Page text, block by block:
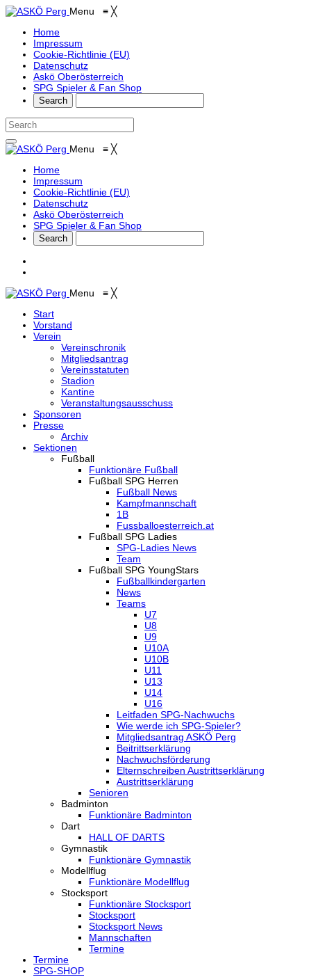
Menu ≡ ╳
Home
Impressum
Cookie-Richtlinie (EU)
Datenschutz
Askö Oberösterreich
SPG Spieler & Fan Shop
Menu ≡ ╳
Home
Impressum
Cookie-Richtlinie (EU)
Datenschutz
Askö Oberösterreich
SPG Spieler & Fan Shop
Menu ≡ ╳
Start
Vorstand
Verein
Vereinschronik
Mitgliedsantrag
Vereinsstatuten
Stadion
Kantine
Veranstaltungsausschuss
Sponsoren
Presse
Archiv
Sektionen
Fußball
Funktionäre Fußball
Fußball SPG Herren
Fußball News
Kampfmannschaft
1B
Fussballoesterreich.at
Fußball SPG Ladies
SPG-Ladies News
Team
Fußball SPG YoungStars
Fußballkindergarten
News
Teams
U7
U8
U9
U10A
U10B
U11
U13
U14
U16
Leitfaden SPG-Nachwuchs
Wie werde ich SPG-Spieler?
Mitgliedsantrag ASKÖ Perg
Beitrittserklärung
Nachwuchsförderung
Elternschreiben Austrittserklärung
Austrittserklärung
Senioren
Badminton
Funktionäre Badminton
Dart
HALL OF DARTS
Gymnastik
Funktionäre Gymnastik
Modellflug
Funktionäre Modellflug
Stocksport
Funktionäre Stocksport
Stocksport
Stocksport News
Mannschaften
Termine
Termine
SPG-SHOP